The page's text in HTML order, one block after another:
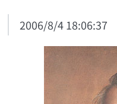
2006/8/4 18:06:37